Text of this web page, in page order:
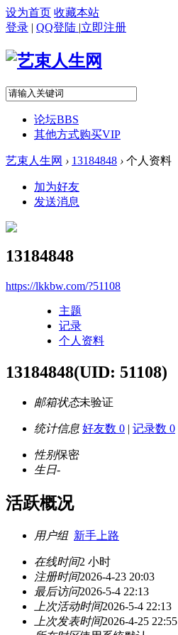
设为首页 收藏本站
登录 | QQ登陆 |立即注册
论坛BBS
其他方式购买VIP
艺束人生网 › 13184848 › 个人资料
加为好友
发送消息
13184848
https://lkkbw.com/?51108
主题
记录
个人资料
13184848(UID: 51108)
邮箱状态未验证
统计信息 好友数 0 | 记录数 0
性别保密
生日-
活跃概况
用户组 新手上路
在线时间2 小时
注册时间2026-4-23 20:03
最后访问2026-5-4 22:13
上次活动时间2026-5-4 22:13
上次发表时间2026-4-25 22:55